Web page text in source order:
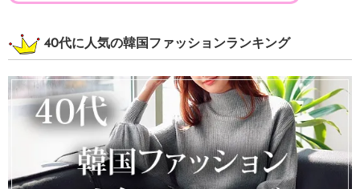
40代に人気の韓国ファッションランキング